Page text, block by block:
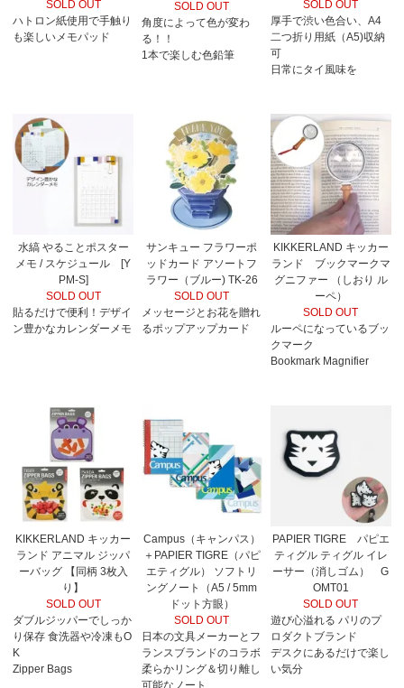
SOLD OUT
ハトロン紙使用で手触り
も楽しいメモパッド
SOLD OUT
角度によって色が変わ
る！！
1本で楽しむ色鉛筆
SOLD OUT
厚手で渋い色合い、A4
二つ折り用紙（A5)収納
可
日常にタイ風味を
水縞 やることポスター
メモ / スケジュール [Y
PM-S]
SOLD OUT
貼るだけで便利！デザイ
ン豊かなカレンダーメモ
サンキュー フラワーポ
ッドカード アソートフ
ラワー（ブルー) TK-26
SOLD OUT
メッセージとお花を贈れ
るポップアップカード
KIKKERLAND キッカー
ランド ブックマークマ
グニファー （しおり ル
ーペ）
SOLD OUT
ルーペになっているブッ
クマーク
Bookmark Magnifier
KIKKERLAND キッカー
ランド アニマル ジッパ
ーバッグ 【同柄 3枚入
り】
SOLD OUT
ダブルジッパーでしっか
り保存 食洗器や冷凍もO
K
Zipper Bags
Campus（キャンパス）
＋PAPIER TIGRE（パピ
エティグル） ソフトリ
ングノート（A5 / 5mm
ドット方眼）
SOLD OUT
日本の文具メーカーとフ
ランスブランドのコラボ
柔らかリング＆切り離し
可能なノート
PAPIER TIGRE パピエ
ティグル ティグル イレ
ーサー（消しゴム） G
OMT01
SOLD OUT
遊び心溢れる パリのプ
ロダクトブランド
デスクにあるだけで楽し
い気分